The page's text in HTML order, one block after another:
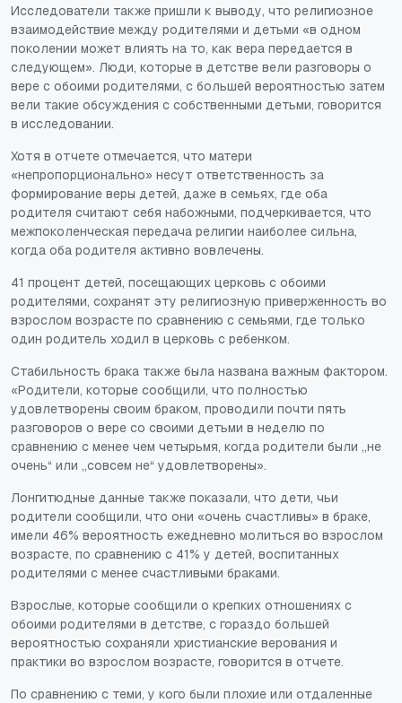
Исследователи также пришли к выводу, что религиозное
взаимодействие между родителями и детьми «в одном
поколении может влиять на то, как вера передается в
следующем». Люди, которые в детстве вели разговоры о
вере с обоими родителями, с большей вероятностью затем
вели такие обсуждения с собственными детьми, говорится
в исследовании.
Хотя в отчете отмечается, что матери
«непропорционально» несут ответственность за
формирование веры детей, даже в семьях, где оба
родителя считают себя набожными, подчеркивается, что
межпоколенческая передача религии наиболее сильна,
когда оба родителя активно вовлечены.
41 процент детей, посещающих церковь с обоими
родителями, сохранят эту религиозную приверженность во
взрослом возрасте по сравнению с семьями, где только
один родитель ходил в церковь с ребенком.
Стабильность брака также была названа важным фактором.
«Родители, которые сообщили, что полностью
удовлетворены своим браком, проводили почти пять
разговоров о вере со своими детьми в неделю по
сравнению с менее чем четырьмя, когда родители были „не
очень“ или „совсем не“ удовлетворены».
Лонгитюдные данные также показали, что дети, чьи
родители сообщили, что они «очень счастливы» в браке,
имели 46% вероятность ежедневно молиться во взрослом
возрасте, по сравнению с 41% у детей, воспитанных
родителями с менее счастливыми браками.
Взрослые, которые сообщили о крепких отношениях с
обоими родителями в детстве, с гораздо большей
вероятностью сохраняли христианские верования и
практики во взрослом возрасте, говорится в отчете.
По сравнению с теми, у кого были плохие или отдаленные